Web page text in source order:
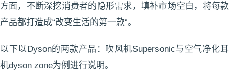
方面，不断深挖消费者的隐形需求，填补市场空白，将每款
产品都打造成“改变生活的第一款“。
以下以Dyson的两款产品：吹风机Supersonic与空气净化耳
机dyson zone为例进行说明。